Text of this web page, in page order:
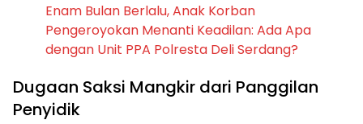
Enam Bulan Berlalu, Anak Korban
Pengeroyokan Menanti Keadilan: Ada Apa
dengan Unit PPA Polresta Deli Serdang?
Dugaan Saksi Mangkir dari Panggilan
Penyidik